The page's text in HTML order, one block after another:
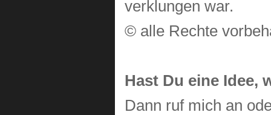
verklungen war.
© alle Rechte
Hast Du eine Idee,
Dann ruf mich an